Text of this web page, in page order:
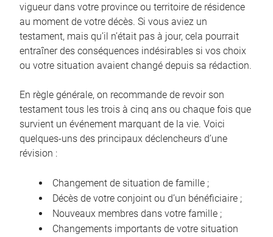
vigueur dans votre province ou territoire de résidence
au moment de votre décès. Si vous aviez un
testament, mais qu’il n’était pas à jour, cela pourrait
entraîner des conséquences indésirables si vos choix
ou votre situation avaient changé depuis sa rédaction.
En règle générale, on recommande de revoir son
testament tous les trois à cinq ans ou chaque fois que
survient un événement marquant de la vie. Voici
quelques-uns des principaux déclencheurs d’une
révision :
Changement de situation de famille ;
Décès de votre conjoint ou d’un bénéficiaire ;
Nouveaux membres dans votre famille ;
Changements importants de votre situation